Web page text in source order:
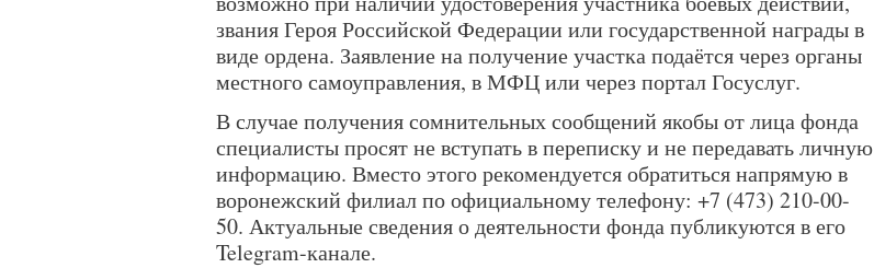
звания Героя Российской Федерации или государственной награды в
виде ордена. Заявление на получение участка подаётся через органы
местного самоуправления, в МФЦ или через портал Госуслуг.
В случае получения сомнительных сообщений якобы от лица фонда
специалисты просят не вступать в переписку и не передавать личную
информацию. Вместо этого рекомендуется обратиться напрямую в
воронежский филиал по официальному телефону: +7 (473) 210-00-
50. Актуальные сведения о деятельности фонда публикуются в его
Telegram-канале.